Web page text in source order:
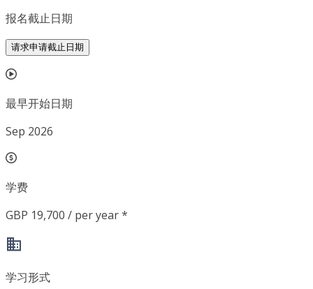
报名截止日期
请求申请截止日期
最早开始日期
Sep 2026
学费
GBP 19,700 / per year *
学习形式